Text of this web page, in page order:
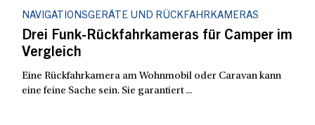
NAVIGATIONSGERÄTE UND RÜCKFAHRKAMERAS
Drei Funk-Rückfahrkameras für Camper im
Vergleich
Eine Rückfahrkamera am Wohnmobil oder Caravan kann
eine feine Sache sein. Sie garantiert ...